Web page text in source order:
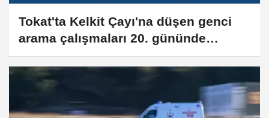
Tokat'ta Kelkit Çayı'na düşen genci
arama çalışmaları 20. gününde
sürüyor